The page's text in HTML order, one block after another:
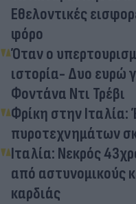
Εθελοντικές
φόρο
Όταν ο
ιστορία- Δυο ευρώ
Φοντάνα Ντι Τρέβι
Φρίκη στην
πυροτεχνημάτων
Ιταλία: Νεκρός
από αστυνομικούς
καρδιάς